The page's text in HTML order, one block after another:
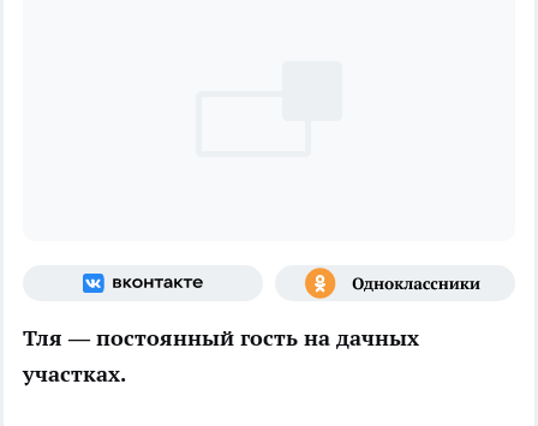
Тля — постоянный гость на дачных
участках.